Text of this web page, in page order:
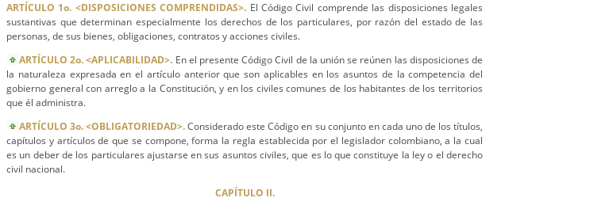
ARTÍCULO 1o. <DISPOSICIONES COMPRENDIDAS>. El Código Civil comprende las disposiciones legales
sustantivas que determinan especialmente los derechos de los particulares, por razón del estado de las
personas, de sus bienes, obligaciones, contratos y acciones civiles.
ARTÍCULO 2o. <APLICABILIDAD>. En el presente Código Civil de la unión se reúnen las disposiciones de
la naturaleza expresada en el artículo anterior que son aplicables en los asuntos de la competencia del
gobierno general con arreglo a la Constitución, y en los civiles comunes de los habitantes de los territorios
que él administra.
ARTÍCULO 3o. <OBLIGATORIEDAD>.Considerado este Código en su conjunto en cada uno de los títulos,
capítulos y artículos de que se compone, forma la regla establecida por el legislador colombiano, a la cual
es un deber de los particulares ajustarse en sus asuntos civiles, que es lo que constituye la ley o el derecho
civil nacional.
CAPÍTULO II.